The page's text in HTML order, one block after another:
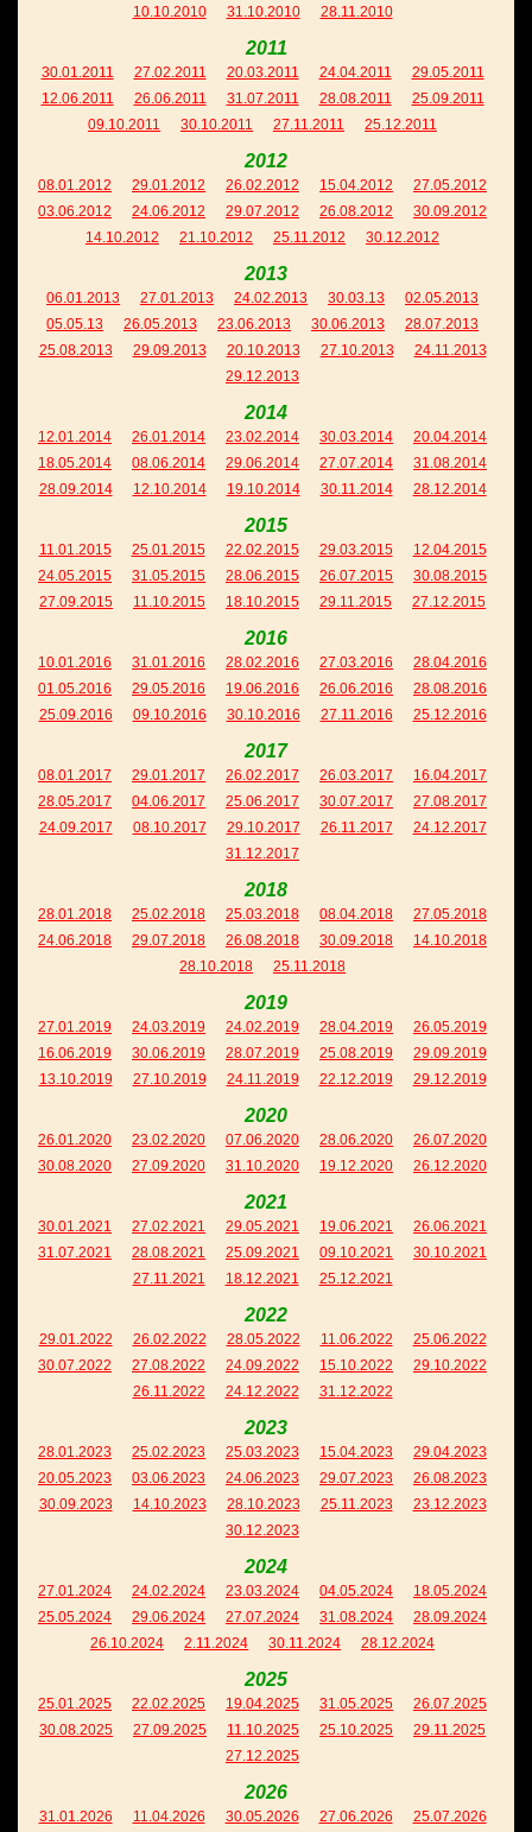
10.10.2010
31.10.2010 28.11.2010
2011
30.01.2011 27.02.2011 20.03.2011 24.04.2011
29.05.2011
12.06.2011
26.06.2011 31.07.2011 28.08.2011
25.09.2011
09.10.2011
30.10.2011 27.11.2011 25.12.2011
2012
08.01.2012 29.01.2012 26.02.2012 15.04.2012
27.05.2012
03.06.2012
24.06.2012 29.07.2012 26.08.2012
30.09.2012
14.10.2012
21.10.2012 25.11.2012 30.12.2012
2013
06.01.2013 27.01.2013 24.02.2013 30.03.13
02.05.2013
05.05.13
26.05.2013 23.06.2013 30.06.2013
28.07.2013
25.08.2013
29.09.2013 20.10.2013 27.10.2013
24.11.2013
29.12.2013
2014
12.01.2014 26.01.2014 23.02.2014 30.03.2014
20.04.2014
18.05.2014
08.06.2014 29.06.2014 27.07.2014
31.08.2014
28.09.2014
12.10.2014 19.10.2014 30.11.2014 28.12.2014
2015
11.01.2015 25.01.2015 22.02.2015 29.03.2015
12.04.2015
24.05.2015
31.05.2015 28.06.2015 26.07.2015
30.08.2015
27.09.2015
11.10.2015 18.10.2015 29.11.2015 27.12.2015
2016
10.01.2016 31.01.2016 28.02.2016 27.03.2016
28.04.2016
01.05.2016
29.05.2016 19.06.2016 26.06.2016
28.08.2016
25.09.2016
09.10.2016 30.10.2016 27.11.2016 25.12.2016
2017
08.01.2017 29.01.2017 26.02.2017 26.03.2017
16.04.2017
28.05.2017
04.06.2017 25.06.2017 30.07.2017
27.08.2017
24.09.2017
08.10.2017 29.10.2017 26.11.2017
24.12.2017
31.12.2017
2018
28.01.2018 25.02.2018 25.03.2018 08.04.2018
27.05.2018
24.06.2018
29.07.2018 26.08.2018 30.09.2018
14.10.2018
28.10.2018
25.11.2018
2019
27.01.2019 24.03.2019 24.02.2019 28.04.2019
26.05.2019
16.06.2019
30.06.2019 28.07.2019 25.08.2019
29.09.2019
13.10.2019
27.10.2019 24.11.2019 22.12.2019 29.12.2019
2020
26.01.2020 23.02.2020 07.06.2020 28.06.2020
26.07.2020
30.08.2020
27.09.2020 31.10.2020 19.12.2020 26.12.2020
2021
30.01.2021 27.02.2021 29.05.2021 19.06.2021
26.06.2021
31.07.2021
28.08.2021 25.09.2021 09.10.2021
30.10.2021
27.11.2021
18.12.2021 25.12.2021
2022
29.01.2022 26.02.2022 28.05.2022 11.06.2022
25.06.2022
30.07.2022
27.08.2022 24.09.2022 15.10.2022
29.10.2022
26.11.2022
24.12.2022 31.12.2022
2023
28.01.2023 25.02.2023 25.03.2023 15.04.2023
29.04.2023
20.05.2023
03.06.2023 24.06.2023 29.07.2023
26.08.2023
30.09.2023
14.10.2023 28.10.2023 25.11.2023
23.12.2023
30.12.2023
2024
27.01.2024 24.02.2024 23.03.2024 04.05.2024
18.05.2024
25.05.2024
29.06.2024 27.07.2024 31.08.2024
28.09.2024
26.10.2024
2.11.2024 30.11.2024 28.12.2024
2025
25.01.2025 22.02.2025 19.04.2025 31.05.2025
26.07.2025
30.08.2025
27.09.2025 11.10.2025 25.10.2025
29.11.2025
27.12.2025
2026
31.01.2026 11.04.2026 30.05.2026 27.06.2026 25.07.2026